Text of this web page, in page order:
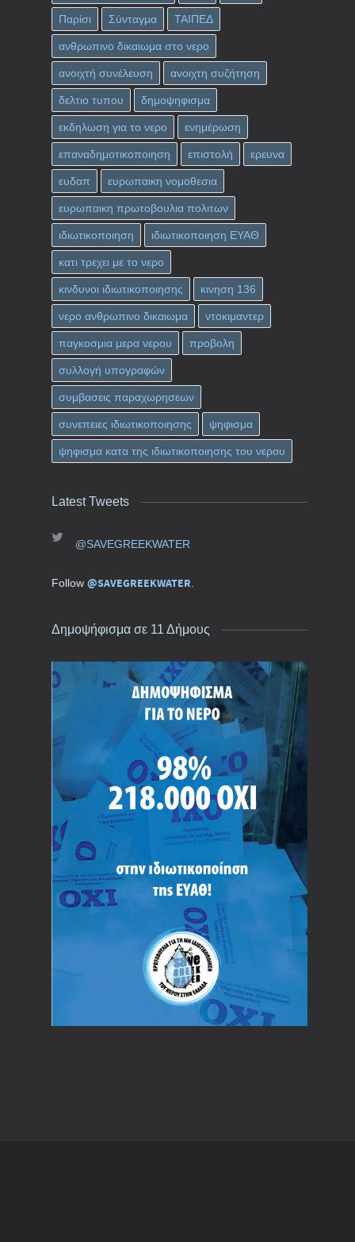
Παρίσι Σύνταγμα ΤΑΙΠΕΔ
ανθρωπινο δικαιωμα στο νερο
ανοιχτή συνέλευση ανοιχτη συζήτηση
δελτιο τυπου δημοψηφισμα
εκδηλωση για το νερο ενημέρωση
επαναδημοτικοποιηση επιστολή ερευνα
ευδαπ ευρωπαικη νομοθεσια
ευρωπαικη πρωτοβουλια πολιτων
ιδιωτικοποιηση ιδιωτικοποιηση ΕΥΑΘ
κατι τρεχει με το νερο
κινδυνοι ιδιωτικοποιησης κινηση 136
νερο ανθρωπινο δικαιωμα ντοκιμαντερ
παγκοσμια μερα νερου προβολη
συλλογή υπογραφών
συμβασεις παραχωρησεων
συνεπειες ιδιωτικοποιησης ψηφισμα
ψηφισμα κατα της ιδιωτικοποιησης του νερου
Latest Tweets
@SAVEGREEKWATER
Follow @SAVEGREEKWATER.
Δημοψήφισμα σε 11 Δήμους